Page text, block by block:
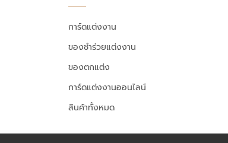
การ์ดแต่งงาน
ของชำร่วยแต่งงาน
ของตกแต่ง
การ์ดแต่งงานออนไลน์
สินค้าทั้งหมด